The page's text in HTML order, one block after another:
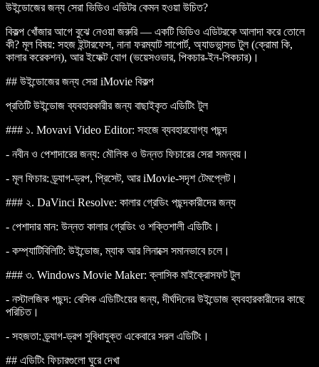
উইন্ডোজের জন্য সেরা ভিডিও এডিটর কেমন হওয়া উচিত?
বিকল্প খোঁজার আগে বুঝে নেওয়া জরুরি — একটি ভিডিও এডিটরকে আলাদা করে তোলে
কী? মূল বিষয়: সহজ ইন্টারফেস, নানা ফরম্যাট সাপোর্ট, অ্যাডভান্সড টুল (ক্রোমা কি,
কালার করেকশন), আর ইফেক্ট যোগ (ভয়েসওভার, পিকচার-ইন-পিকচার)।
## উইন্ডোজের জন্য সেরা iMovie বিকল্প
প্রতিটি উইন্ডোজ ব্যবহারকারীর জন্য বাছাইকৃত এডিটিং টুল
### ১. Movavi Video Editor: সহজে ব্যবহারযোগ্য পছন্দ
- নবীন ও পেশাদারের জন্য: মৌলিক ও উন্নত ফিচারের সেরা সমন্বয়।
- মূল ফিচার: ড্র্যাগ-ড্রপ, প্রিসেট, আর iMovie-সদৃশ টেমপ্লেট।
### ২. DaVinci Resolve: কালার গ্রেডিং পছন্দকারীদের জন্য
- পেশাদার মান: উন্নত কালার গ্রেডিং ও শক্তিশালী এডিটিং।
- কম্প্যাটিবিলিটি: উইন্ডোজ, ম্যাক আর লিনাক্সে সমানভাবে চলে।
### ৩. Windows Movie Maker: ক্লাসিক মাইক্রোসফট টুল
- নস্টালজিক পছন্দ: বেসিক এডিটিংয়ের জন্য, দীর্ঘদিনের উইন্ডোজ ব্যবহারকারীদের কাছে
পরিচিত।
- সহজতা: ড্র্যাগ-ড্রপ সুবিধাযুক্ত একেবারে সরল এডিটিং।
## এডিটিং ফিচারগুলো ঘুরে দেখা